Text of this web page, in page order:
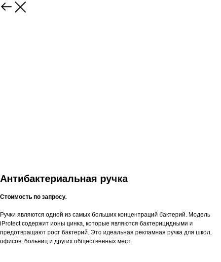
Антибактериальная ручка
Стоимость по запросу.
Ручки являются одной из самых больших концентраций бактерий. Модель
iProtect содержит ионы цинка, которые являются бактерицидными и
предотвращают рост бактерий. Это идеальная рекламная ручка для школ,
офисов, больниц и других общественных мест.